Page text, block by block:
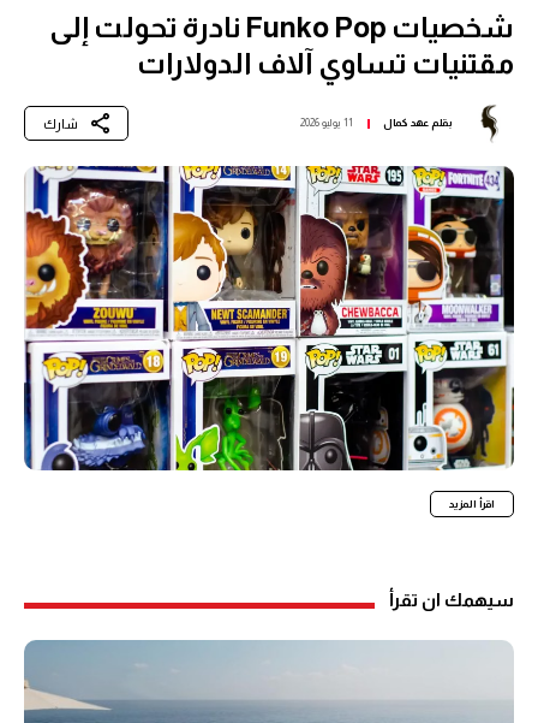
شخصيات Funko Pop نادرة تحولت إلى
مقتنيات تساوي آلاف الدولارات
بقلمعهد كمال 11 يوليو 2026 شارك
اقرأ المزيد
سيهمك ان تقرأ